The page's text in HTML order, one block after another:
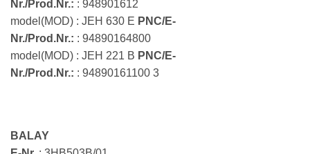
Nr./Prod.Nr.: : 948901612
model(MOD) : JEH 630 E PNC/E-
Nr./Prod.Nr.: : 94890164800
model(MOD) : JEH 221 B PNC/E-
Nr./Prod.Nr.: : 94890161100 3
BALAY